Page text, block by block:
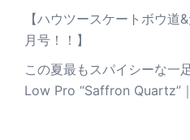
【ハウツースケートボウ
月号！！】
この夏最もスパイシーな一
Low Pro “Saffron Quartz”